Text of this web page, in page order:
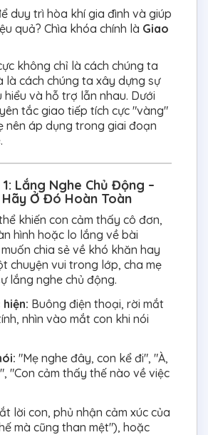
duy trì hòa khí gia đình và giúp
quả? Chìa khóa chính là Giao
không chỉ là cách chúng ta
là cách chúng ta xây dựng sự
và hỗ trợ lẫn nhau. Dưới
tắc giao tiếp tích cực "vàng"
nên áp dụng trong giai đoạn
Lắng Nghe Chủ Động –
Hãy Ở Đó Hoàn Toàn
khiến con cảm thấy cô đơn,
hình hoặc lo lắng về bài
chia sẻ về khó khăn hay
chuyện vui trong lớp, cha mẹ
lắng nghe chủ động.
Buông điện thoại, rời mắt
nhìn vào mắt con khi nói
"Mẹ nghe đây, con kể đi", "À,
"Con cảm thấy thế nào về việc
lời con, phủ nhận cảm xúc của
mà cũng than mệt"), hoặc